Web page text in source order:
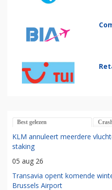
Best gelezen
KLM annuleert meerdere
staking
05 aug 26
Transavia opent komende
Brussels Airport